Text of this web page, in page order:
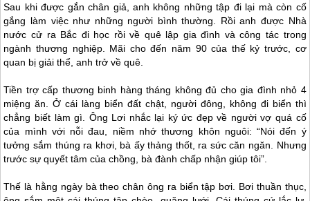
Sau khi được gắn chân giả, anh không những tập đi lại mà còn cố
gắng làm việc như những người bình thường. Rồi anh được Nhà
nước cử ra Bắc đi học rồi về quê lập gia đình và công tác trong
ngành thương nghiệp. Mãi cho đến năm 90 của thế kỷ trước, cơ
quan bị giải thể, anh trở về quê.
Tiền trợ cấp thương binh hàng tháng không đủ cho gia đình nhỏ 4
miệng ăn. Ở cái làng biển đất chật, người đông, không đi biển thì
chẳng biết làm gì. Ông Lơi nhắc lại ký ức đẹp về người vợ quá cố
của mình với nỗi đau, niềm nhớ thương khôn nguôi: “Nói đến ý
tưởng sắm thúng ra khơi, bà ấy thảng thốt, ra sức căn ngăn. Nhưng
trước sự quyết tâm của chồng, bà đành chấp nhận giúp tôi”.
Thế là hằng ngày bà theo chân ông ra biển tập bơi. Bơi thuần thục,